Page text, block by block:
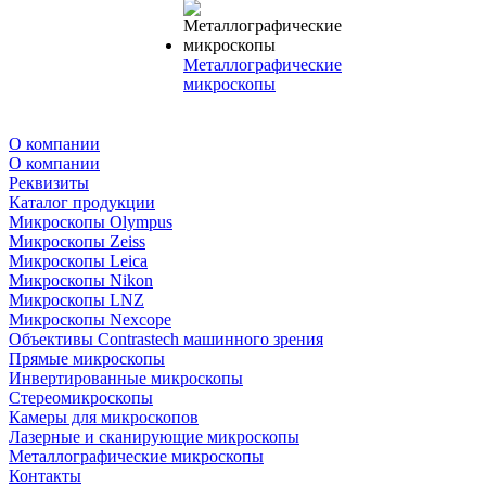
Металлографические
микроскопы
О компании
О компании
Реквизиты
Каталог продукции
Микроскопы Olympus
Микроскопы Zeiss
Микроскопы Leica
Микроскопы Nikon
Микроскопы LNZ
Микроскопы Nexcope
Объективы Contrastech машинного зрения
Прямые микроскопы
Инвертированные микроскопы
Стереомикроскопы
Камеры для микроскопов
Лазерные и сканирующие микроскопы
Металлографические микроскопы
Контакты